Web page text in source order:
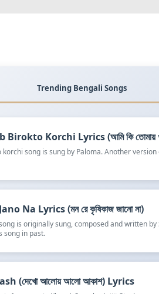
Trending Bengali Songs
Korchi Lyrics (আমি কি তোমায় খুব
korchi song is sung by Paloma. Another
Na Lyrics (মন রে কৃষিকাজ জানো না)
is originally sung, composed and written
song in past.
(দেখো আলোয় আলো আকাশ) Lyrics